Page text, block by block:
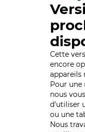
Cette
encore
appareils
Pour une
nous
d'utiliser
ou une
Nous